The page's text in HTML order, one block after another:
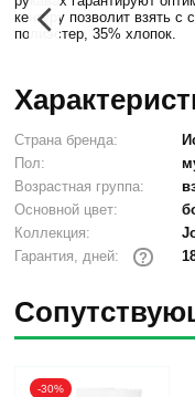
кенгуру позволит взять
полиэстер, 35% хлопок.
Страна бренда:
Пол:
Возрастная группа:
Основной цвет:
Коллекция:
Гарантия, дней:
?
-30%